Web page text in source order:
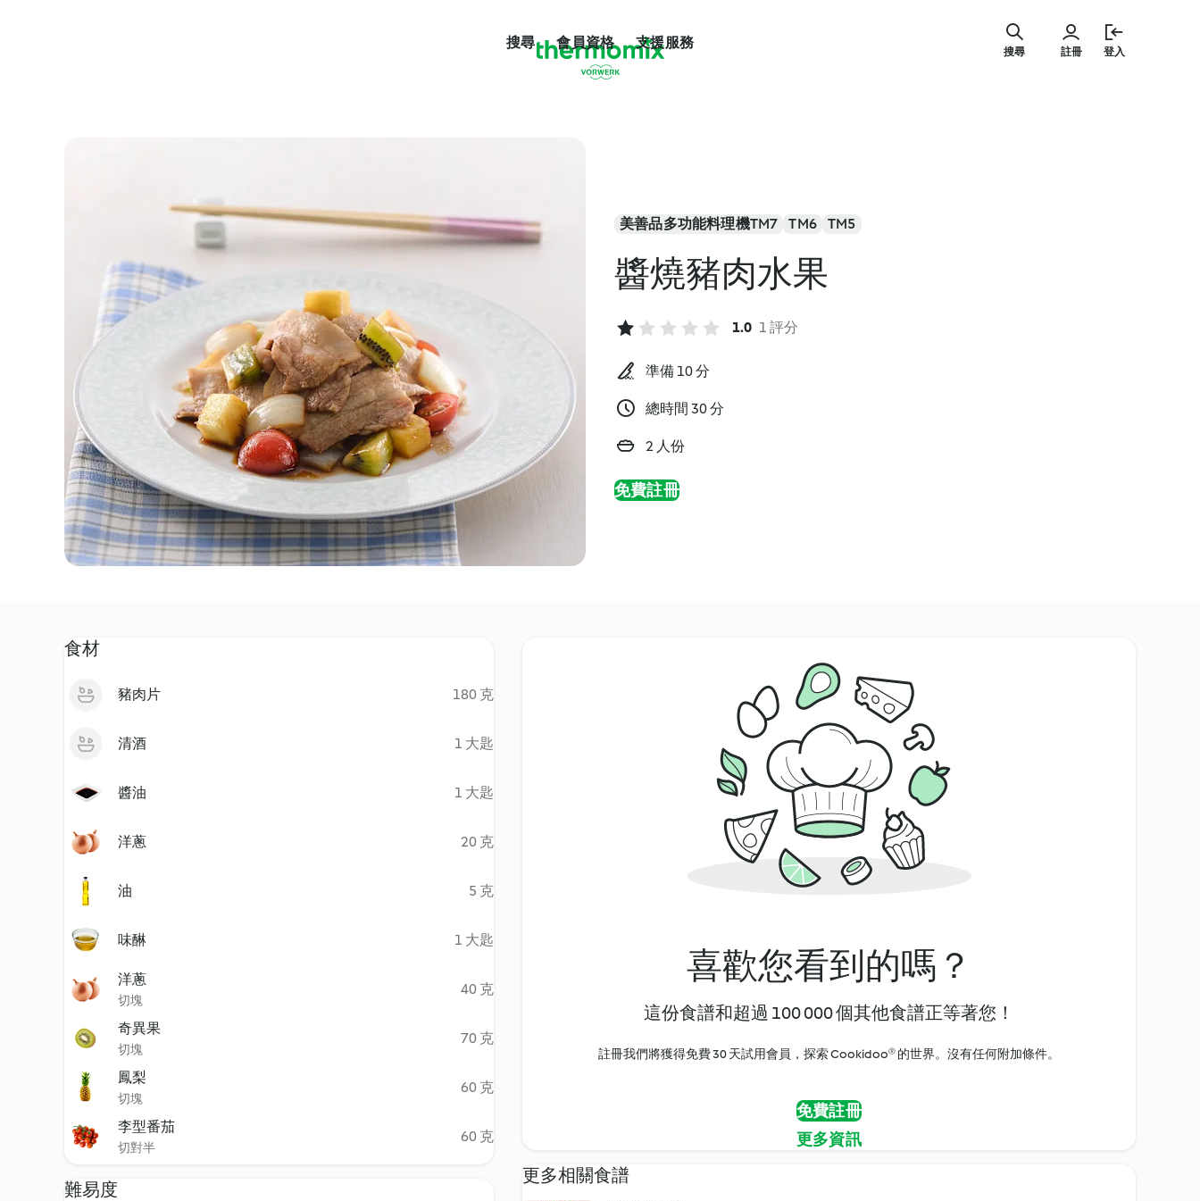
搜尋 會員資格 支援服務
註冊 登入
搜尋
美善品多功能料理機TM7 TM6 TM5
醬燒豬肉水果
1.0 1 評分
準備 10 分
總時間 30 分
2 人份
免費註冊
食材
豬肉片 180 克
清酒 1 大匙
醬油 1 大匙
洋蔥 20 克
油 5 克
味醂 1 大匙
洋蔥
切塊
40 克
奇異果
切塊
70 克
鳳梨
切塊
60 克
李型番茄
切對半
60 克
難易度
喜歡您看到的嗎？
這份食譜和超過 100 000 個其他食譜正等著您！
註冊我們將獲得免費 30 天試用會員，探索 Cookidoo® 的世界。沒有任何附加條件。
免費註冊
更多資訊
更多相關食譜